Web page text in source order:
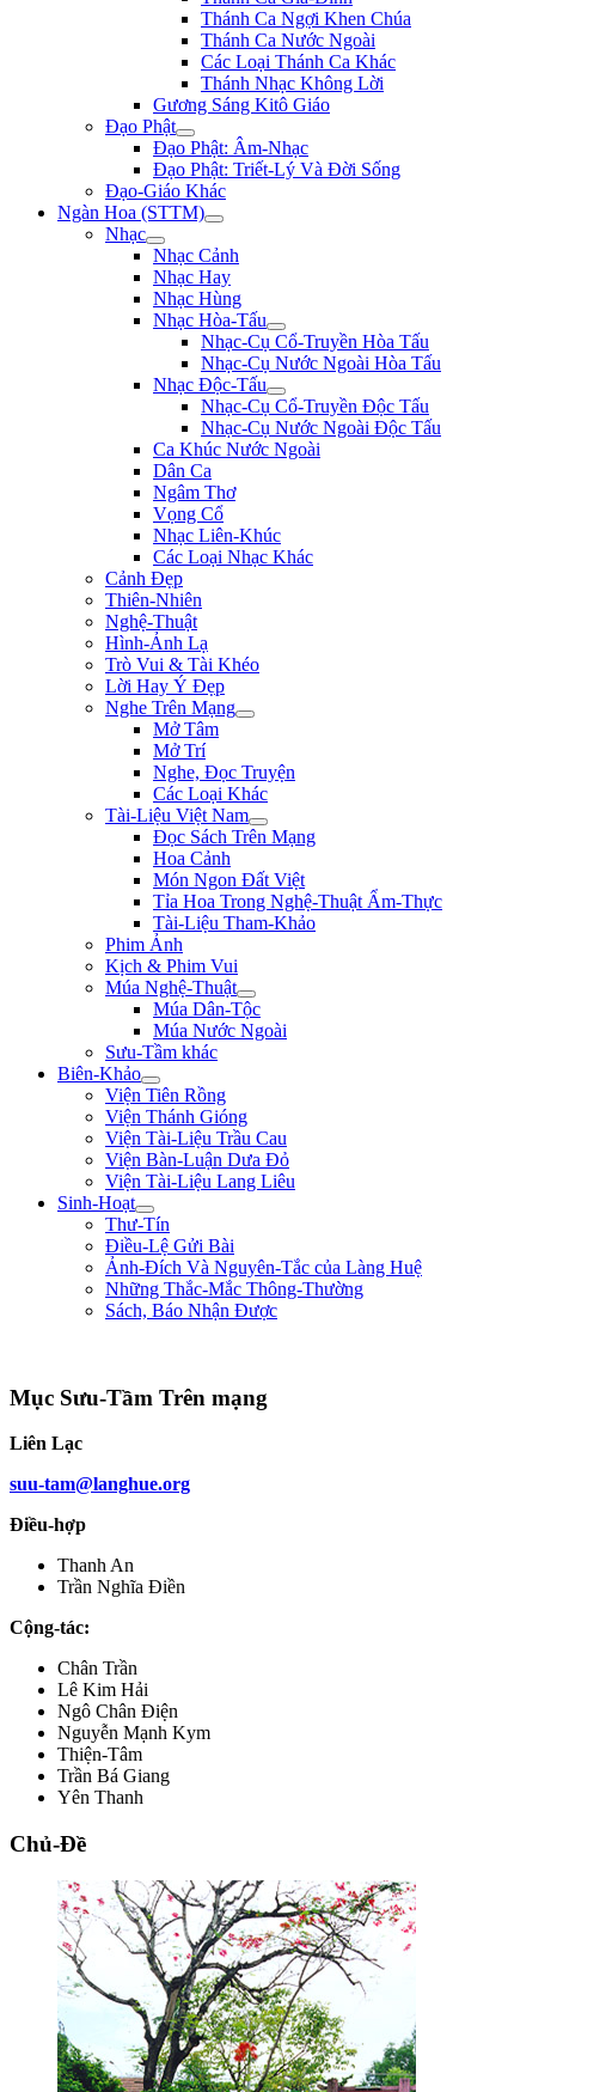
Thánh Ca Ngợi Khen Chúa
Thánh Ca Nước Ngoài
Các Loại Thánh Ca Khác
Thánh Nhạc Không Lời
Gương Sáng Kitô Giáo
Đạo Phật
Đạo Phật: Âm-Nhạc
Đạo Phật: Triết-Lý Và Đời Sống
Đạo-Giáo Khác
Ngàn Hoa (STTM)
Nhạc
Nhạc Cảnh
Nhạc Hay
Nhạc Hùng
Nhạc Hòa-Tấu
Nhạc-Cụ Cổ-Truyền Hòa Tấu
Nhạc-Cụ Nước Ngoài Hòa Tấu
Nhạc Độc-Tấu
Nhạc-Cụ Cổ-Truyền Độc Tấu
Nhạc-Cụ Nước Ngoài Độc Tấu
Ca Khúc Nước Ngoài
Dân Ca
Ngâm Thơ
Vọng Cổ
Nhạc Liên-Khúc
Các Loại Nhạc Khác
Cảnh Đẹp
Thiên-Nhiên
Nghệ-Thuật
Hình-Ảnh Lạ
Trò Vui & Tài Khéo
Lời Hay Ý Đẹp
Nghe Trên Mạng
Mở Tâm
Mở Trí
Nghe, Đọc Truyện
Các Loại Khác
Tài-Liệu Việt Nam
Đọc Sách Trên Mạng
Hoa Cảnh
Món Ngon Đất Việt
Tỉa Hoa Trong Nghệ-Thuật Ẩm-Thực
Tài-Liệu Tham-Khảo
Phim Ảnh
Kịch & Phim Vui
Múa Nghệ-Thuật
Múa Dân-Tộc
Múa Nước Ngoài
Sưu-Tầm khác
Biên-Khảo
Viện Tiên Rồng
Viện Thánh Gióng
Viện Tài-Liệu Trầu Cau
Viện Bàn-Luận Dưa Đỏ
Viện Tài-Liệu Lang Liêu
Sinh-Hoạt
Thư-Tín
Điều-Lệ Gửi Bài
Ảnh-Đích Và Nguyên-Tắc của Làng Huệ
Những Thắc-Mắc Thông-Thường
Sách, Báo Nhận Được
Mục Sưu-Tầm Trên mạng
Liên Lạc
suu-tam@langhue.org
Điều-hợp
Thanh An
Trần Nghĩa Điền
Cộng-tác:
Chân Trần
Lê Kim Hải
Ngô Chân Điện
Nguyễn Mạnh Kym
Thiện-Tâm
Trần Bá Giang
Yên Thanh
Chủ-Đề